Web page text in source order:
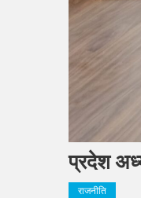
प्रदेश
राजनीति